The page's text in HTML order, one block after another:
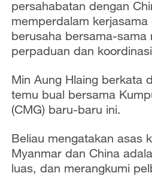
persahabatan dengan
memperdalam kerjasama
berusaha bersama-sama
perpaduan dan
Min Aung Hlaing berkata
temu bual bersama
(CMG) baru-baru ini.
Beliau mengatakan asas
Myanmar dan China
luas, dan merangkumi